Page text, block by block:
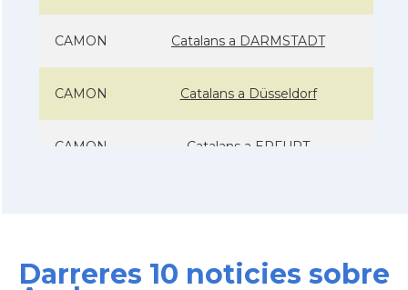
CAMON Catalans a DARMSTADT
CAMON Catalans a Düsseldorf
CAMON Catalans a ERFURT
Darreres 10 noticies sobre